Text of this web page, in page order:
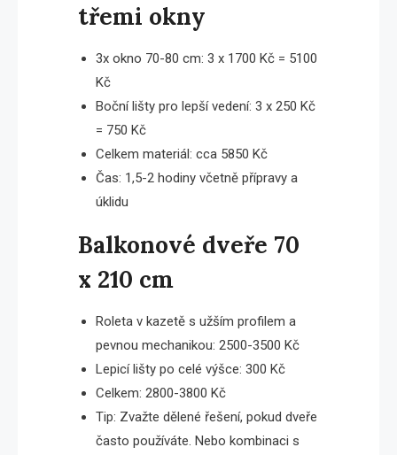
třemi okny
3x okno 70-80 cm: 3 x 1700 Kč = 5100
Kč
Boční lišty pro lepší vedení: 3 x 250 Kč
= 750 Kč
Celkem materiál: cca 5850 Kč
Čas: 1,5-2 hodiny včetně přípravy a
úklidu
Balkonové dveře 70
x 210 cm
Roleta v kazetě s užším profilem a
pevnou mechanikou: 2500-3500 Kč
Lepicí lišty po celé výšce: 300 Kč
Celkem: 2800-3800 Kč
Tip: Zvažte dělené řešení, pokud dveře
často používáte. Nebo kombinaci s